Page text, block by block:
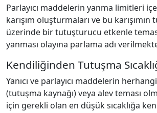
Parlayıcı maddelerin yanma limitleri
karışım oluşturmaları ve bu karışımın
üzerinde bir tutuşturucu etkenle
yanması olayına parlama adı
Kendiliğinden Tutuşma
Yanıcı ve parlayıcı maddelerin
(tutuşma kaynağı) veya alev teması
için gerekli olan en düşük sıcaklığa